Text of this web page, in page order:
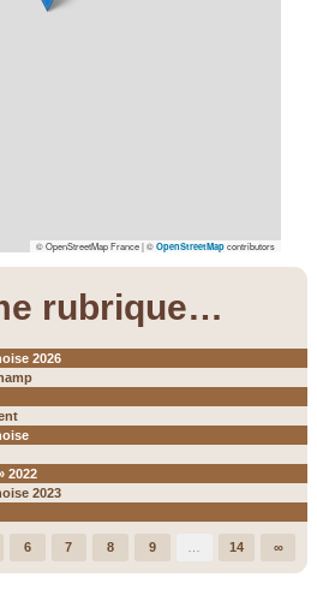
© OpenStreetMap France | © OpenStreetMapcontributors
rubrique…
2026
2022
2023
6 7 8 9 14 ∞